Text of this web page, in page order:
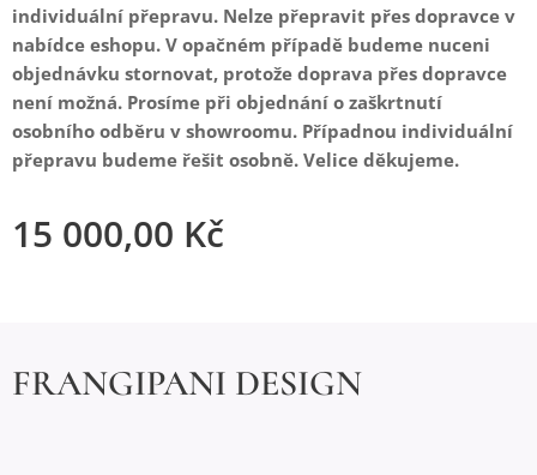
individuální přepravu. Nelze přepravit přes dopravce v
nabídce eshopu. V opačném případě budeme nuceni
objednávku stornovat, protože doprava přes dopravce
není možná. Prosíme při objednání o zaškrtnutí
osobního odběru v showroomu. Případnou individuální
přepravu budeme řešit osobně. Velice děkujeme.
15 000,00 Kč
FRANGIPANI DESIGN